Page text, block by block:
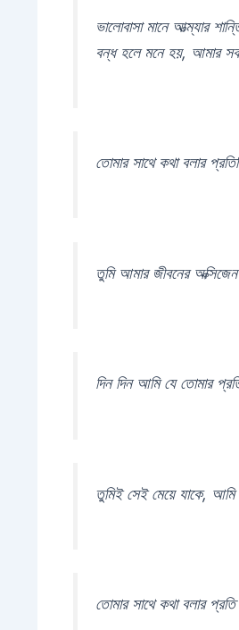
ভালোবাসা মানে আত্ম্যার
বন্ধ হলে মনে হয়, আমার
তোমার সাথে কথা বলার
তুমি আমার জীবনের
দিন দিন আমি যে তোমার
তুমিই সেই মেয়ে যাকে,
তোমার সাথে কথা বলার